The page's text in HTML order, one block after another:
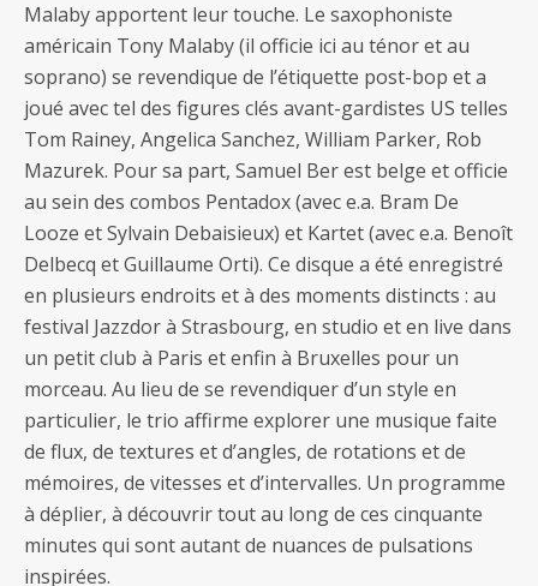
Malaby apportent leur touche. Le saxophoniste
américain Tony Malaby (il officie ici au ténor et au
soprano) se revendique de l’étiquette post-bop et a
joué avec tel des figures clés avant-gardistes US telles
Tom Rainey, Angelica Sanchez, William Parker, Rob
Mazurek. Pour sa part, Samuel Ber est belge et officie
au sein des combos Pentadox (avec e.a. Bram De
Looze et Sylvain Debaisieux) et Kartet (avec e.a. Benoît
Delbecq et Guillaume Orti). Ce disque a été enregistré
en plusieurs endroits et à des moments distincts : au
festival Jazzdor à Strasbourg, en studio et en live dans
un petit club à Paris et enfin à Bruxelles pour un
morceau. Au lieu de se revendiquer d’un style en
particulier, le trio affirme explorer une musique faite
de flux, de textures et d’angles, de rotations et de
mémoires, de vitesses et d’intervalles. Un programme
à déplier, à découvrir tout au long de ces cinquante
minutes qui sont autant de nuances de pulsations
inspirées.